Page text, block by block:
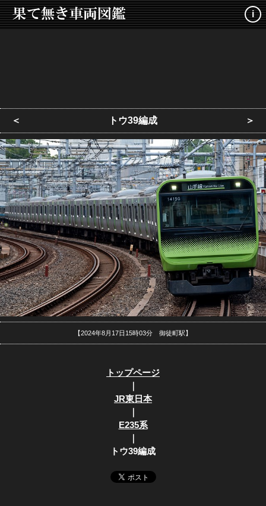
i
＜ トウ39編成 ＞
【2024年8月17日15時03分 御徒町駅】
トップページ
｜
JR東日本
｜
E235系
｜
トウ39編成